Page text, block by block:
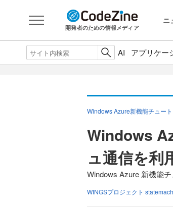
開発者のための情報メディア
ニ
AI アプリケー
Windows Azure新機能チュー
Windows
ュ通信を利
Windows Azure 新機能チ
WINGSプロジェクト